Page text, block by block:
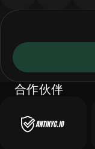
合作伙伴